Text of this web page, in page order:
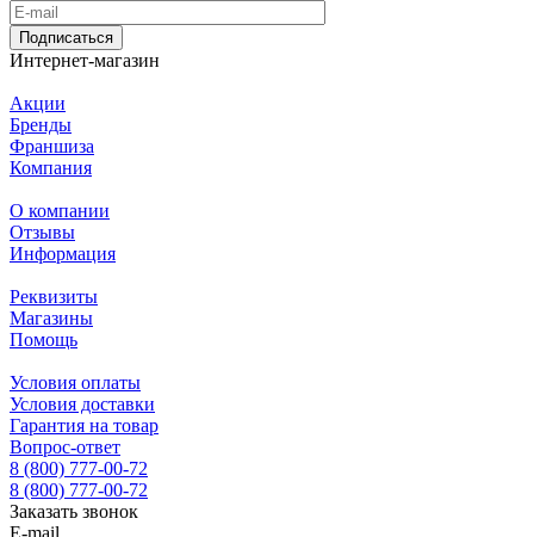
Подписаться
Интернет-магазин
Акции
Бренды
Франшиза
Компания
О компании
Отзывы
Информация
Реквизиты
Магазины
Помощь
Условия оплаты
Условия доставки
Гарантия на товар
Вопрос-ответ
8 (800) 777-00-72
8 (800) 777-00-72
Заказать звонок
E-mail